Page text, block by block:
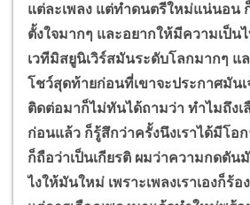
แต่ละเพลง แต่ทำดนตรีใหม่แน่นอน
ตั้งใจมากๆ และอยากให้มีความเป็น
เวทีมิสยูนิเวิร์สมันระดับโลกมากๆ แ
โชว์สุดท้ายก่อนที่เขาจะประกาศมัน
ติดต่อมาก็ไม่ทันได้ถามว่า ทำไมถึงเ
ก่อนแล้ว ก็รู้สึกว่าครั้งนึงเราได้มีโอ
ก็ถือว่าเป็นเกียรติ ผมว่าความกดดัน
ไงให้มันใหม่ เพราะเพลงเราเองก็ร้